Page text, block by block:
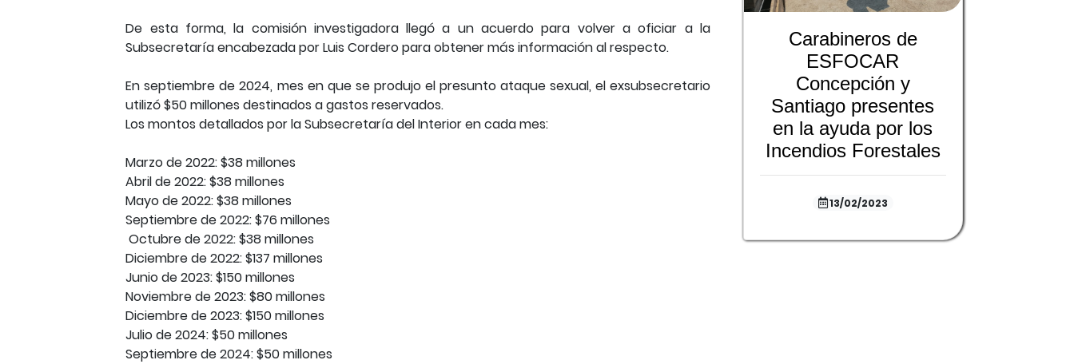
De esta forma, la comisión investigadora llegó a un acuerdo para volver a oficiar a la
Subsecretaría encabezada por Luis Cordero para obtener más información al respecto.
En septiembre de 2024, mes en que se produjo el presunto ataque sexual, el exsubsecretario
utilizó $50 millones destinados a gastos reservados.
Los montos detallados por la Subsecretaría del Interior en cada mes:
Marzo de 2022: $38 millones
Abril de 2022: $38 millones
Mayo de 2022: $38 millones
Septiembre de 2022: $76 millones
Octubre de 2022: $38 millones
Diciembre de 2022: $137 millones
Junio de 2023: $150 millones
Noviembre de 2023: $80 millones
Diciembre de 2023: $150 millones
Julio de 2024: $50 millones
Septiembre de 2024: $50 millones
Carabineros de
ESFOCAR
Concepción y
Santiago presentes
en la ayuda por los
Incendios Forestales
13/02/2023